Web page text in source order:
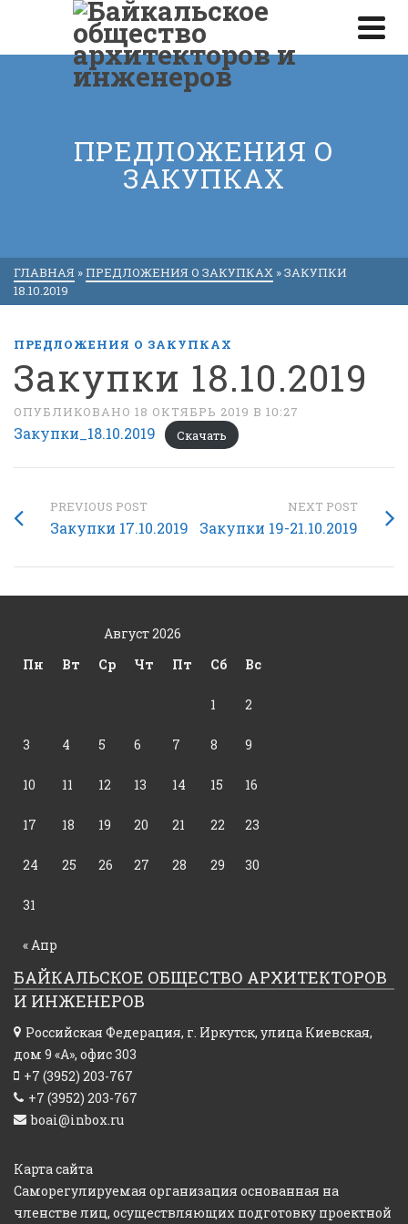
ПРЕДЛОЖЕНИЯ О
ЗАКУПКАХ
ГЛАВНАЯ »ПРЕДЛОЖЕНИЯ О ЗАКУПКАХ »ЗАКУПКИ
18.10.2019
ПРЕДЛОЖЕНИЯ О ЗАКУПКАХ
Закупки 18.10.2019
ОПУБЛИКОВАНО 18 ОКТЯБРЬ 2019 В 10:27
Закупки_18.10.2019 Скачать
PREVIOUS POST
Закупки 17.10.2019
NEXT POST
Закупки 19-21.10.2019
Август 2026
Пн
Вт Ср Чт Пт Сб Вс
« Апр
1 2
3 4 5 6 7 8 9
10 11 12 13 14 15 16
17 18 19 20 21 22 23
24 25 26 27 28 29 30
31
БАЙКАЛЬСКОЕ ОБЩЕСТВО АРХИТЕКТОРОВ
И ИНЖЕНЕРОВ
Российская Федерация, г. Иркутск, улица Киевская,
дом 9 «А», офис 303
+7 (3952) 203-767
+7 (3952) 203-767
boai@inbox.ru
Карта сайта
Саморегулируемая организация основанная на
членстве лиц, осуществляющих подготовку проектной